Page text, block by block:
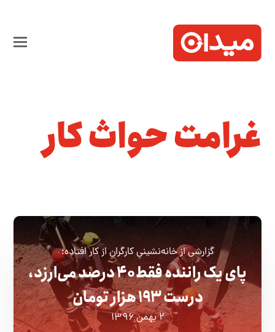
غرامت حواث کار
گزارشی از خانه‌نشینیِ کارگرانِ از کار افتاده؛
پای یک راننده فقط ۴۰ درصد می‌ارزد،
درست ۱۹۳ هزار تومان
۲ بهمن ۱۳۹۶